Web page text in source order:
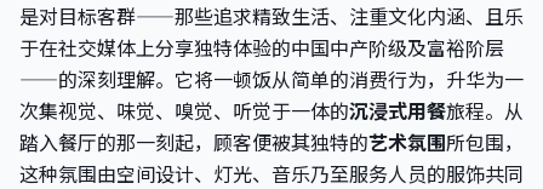
是对目标客群——那些追求精致生活、注重文化内涵、且乐
于在社交媒体上分享独特体验的中国中产阶级及富裕阶层
——的深刻理解。它将一顿饭从简单的消费行为，升华为一
次集视觉、味觉、嗅觉、听觉于一体的沉浸式用餐旅程。从
踏入餐厅的那一刻起，顾客便被其独特的艺术氛围所包围，
这种氛围由空间设计、灯光、音乐乃至服务人员的服饰共同